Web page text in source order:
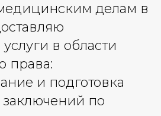
делам в
в области
права:
и подготовка
по